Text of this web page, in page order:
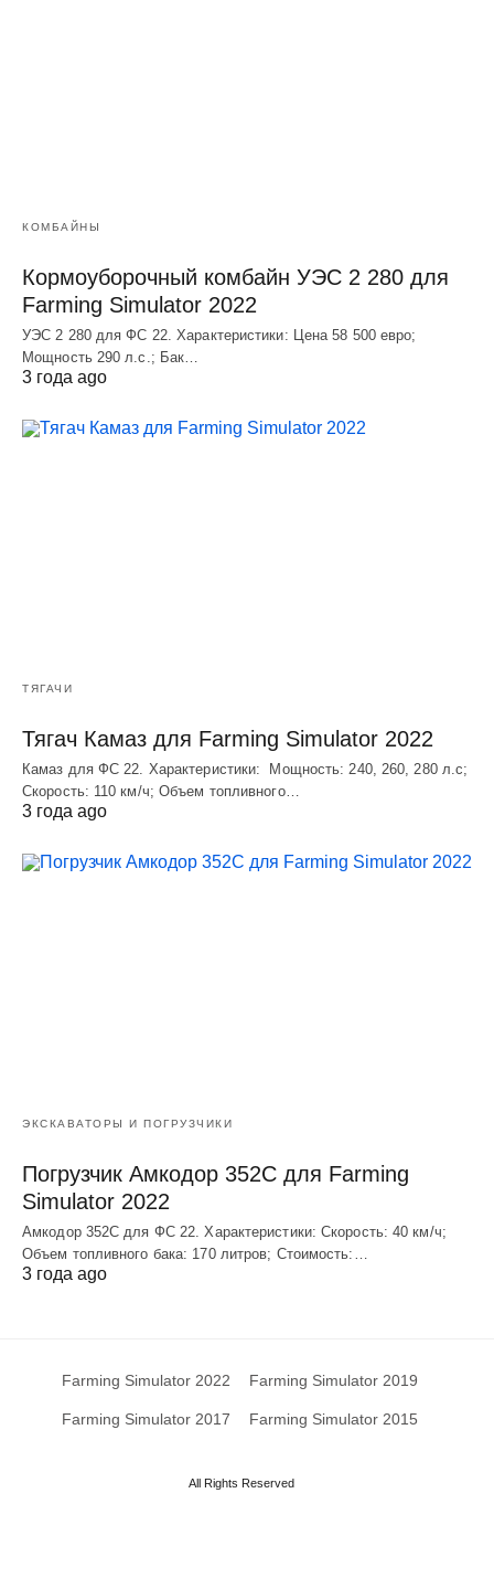
КОМБАЙНЫ
Кормоуборочный комбайн УЭC 2 280 для
Farming Simulator 2022
УЭC 2 280 для ФС 22. Характеристики: Цена 58 500 евро;
Мощность 290 л.с.; Бак…
3 года ago
ТЯГАЧИ
Тягач Камаз для Farming Simulator 2022
Камаз для ФС 22. Характеристики: Мощность: 240, 260, 280 л.с;
Скорость: 110 км/ч; Объем топливного…
3 года ago
ЭКСКАВАТОРЫ И ПОГРУЗЧИКИ
Погрузчик Амкодор 352С для Farming
Simulator 2022
Амкодор 352С для ФС 22. Характеристики: Скорость: 40 км/ч;
Объем топливного бака: 170 литров; Стоимость:…
3 года ago
Farming Simulator 2022 Farming Simulator 2019
Farming Simulator 2017 Farming Simulator 2015
All Rights Reserved